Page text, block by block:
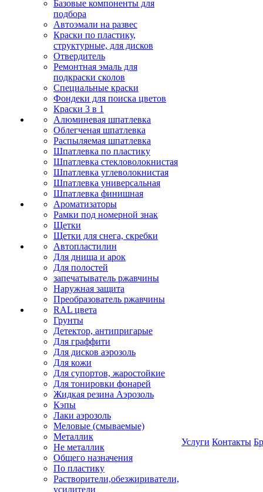
Базовые компоненты для
подбора
Автоэмали на развес
Краски по пластику,
структурные, для дисков
Отвердитель
Ремонтная эмаль для
подкраски сколов
Специальные краски
Фондеки для поиска цветов
Краски 3 в 1
Алюминевая шпатлевка
Облегченая шпатлевка
Распыляемая шпатлевка
Шпатлевка по пластику
Шпатлевка стекловолокнистая
Шпатлевка углеволокнистая
Шпатлевка универсальная
Шпатлевка финишная
Ароматизаторы
Рамки под номерной знак
Щетки
Щетки для снега, скребки
Автопластилин
Для днища и арок
Для полостей
запечатыватель ржавчины
Наружная защита
Преобразователь ржавчины
RAL цвета
Грунты
Детектор, антипригарые
Для граффити
Для дисков аэрозоль
Для кожи
Для супортов, жаростойкие
Для тонировки фонарей
Жидкая резина Аэрозоль
Кэпы
Лаки аэрозоль
Меловые (смываемые)
Металлик
Не металлик
Общего назначения
По пластику
Растворители,обезжириватели,
усилители
Услуги Контакты